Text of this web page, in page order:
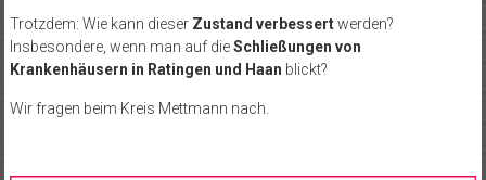
Trotzdem: Wie kann dieser Zustand verbessertwerden?
Insbesondere, wenn man auf dieSchließungen von
Krankenhäusern in Ratingen und Haan blickt?
Wir fragen beim Kreis Mettmann nach.